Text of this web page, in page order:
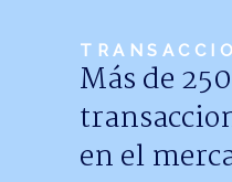
EspañolMás de 250
en el